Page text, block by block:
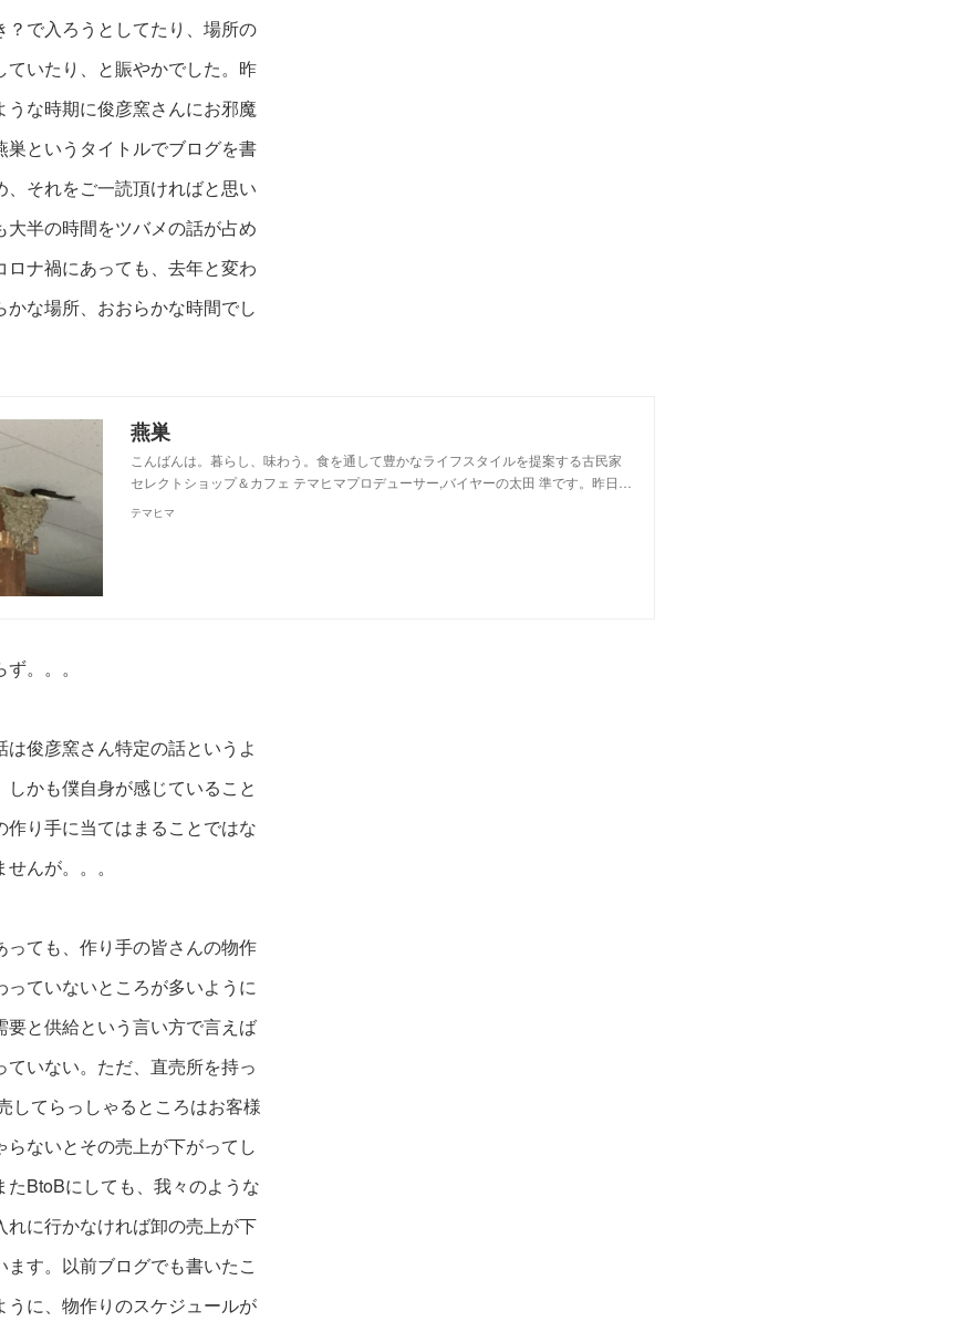
？で入ろうとしてたり、場所の
ていたり、と賑やかでした。昨
うな時期に俊彦窯さんにお邪魔
巣というタイトルでブログを書
、それをご一読頂ければと思い
大半の時間をツバメの話が占め
ロナ禍にあっても、去年と変わ
かな場所、おおらかな時間でし
燕巣
こんばんは。暮らし、味わう。食を通して豊かなライフスタイルを提案する古民家
セレクトショップ＆カフェ テマヒマプロデューサー,バイヤーの太田 準です。昨日…
テマヒマ
。。。
は俊彦窯さん特定の話というよ
しかも僕自身が感じていること
作り手に当てはまることではな
んが。。。
っても、作り手の皆さんの物作
っていないところが多いように
要と供給という言い方で言えば
ていない。ただ、直売所を持っ
してらっしゃるところはお客様
らないとその売上が下がってし
たBtoBにしても、我々のような
れに行かなければ卸の売上が下
ます。以前ブログでも書いたこ
うに、物作りのスケジュールが